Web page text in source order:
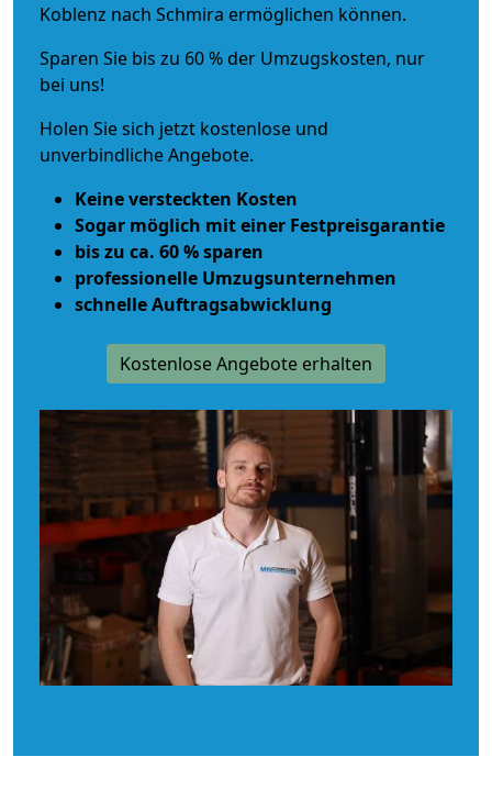
Koblenz nach Schmira ermöglichen können.
Sparen Sie bis zu 60 % der Umzugskosten, nur
bei uns!
Holen Sie sich jetzt kostenlose und
unverbindliche Angebote.
Keine versteckten Kosten
Sogar möglich mit einer Festpreisgarantie
bis zu ca. 60 % sparen
professionelle Umzugsunternehmen
schnelle Auftragsabwicklung
Kostenlose Angebote erhalten